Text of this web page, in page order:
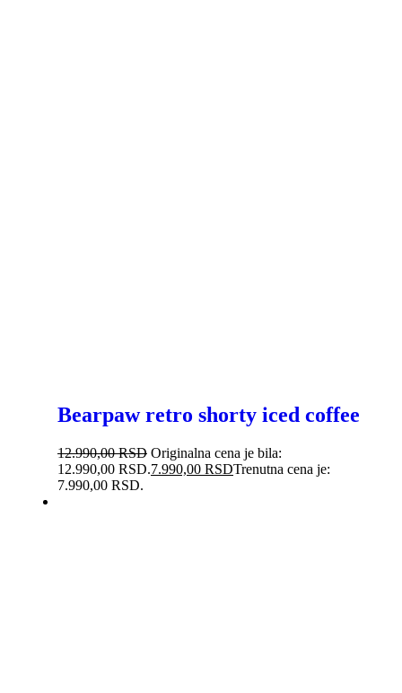
Bearpaw retro shorty iced coffee
12.990,00RSD Originalna cena je bila:
12.990,00 RSD.7.990,00 RSDTrenutna cena je:
7.990,00 RSD.